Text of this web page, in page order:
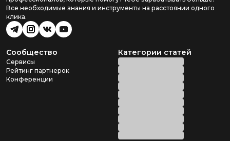
Все необходимые знания и инструменты на расстоянии одного
клика.
Сообщество
Сервисы
Рейтинг партнерок
Конференции
Категории статей